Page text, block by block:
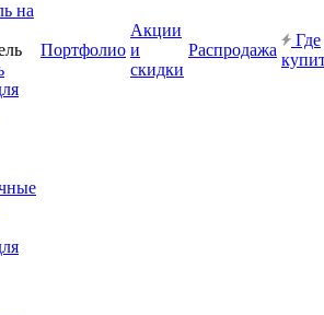
на
Портфолио
Акции
и
скидки
Распродажа
Где